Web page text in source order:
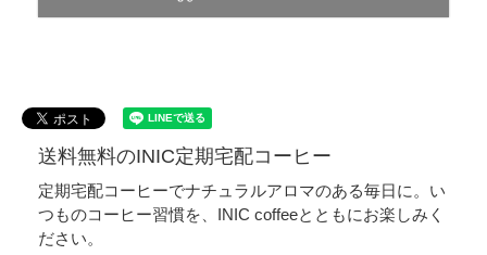
送料無料のINIC定期宅配コーヒー
定期宅配コーヒーでナチュラルアロマのある毎日に。い
つものコーヒー習慣を、INIC coffeeとともにお楽しみく
ださい。